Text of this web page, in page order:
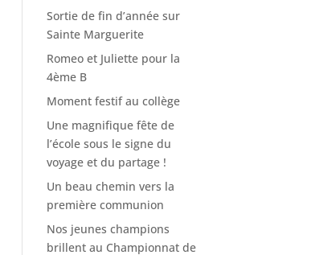
Sortie de fin d’année sur
Sainte Marguerite
Romeo et Juliette pour la
4ème B
Moment festif au collège
Une magnifique fête de
l’école sous le signe du
voyage et du partage !
Un beau chemin vers la
première communion
Nos jeunes champions
brillent au Championnat de